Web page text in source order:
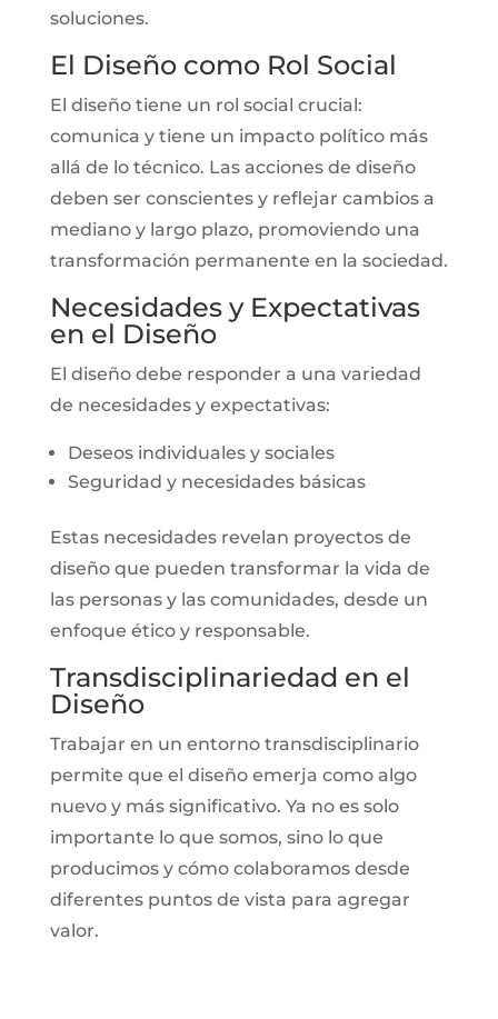
soluciones.
El Diseño como Rol Social
El diseño tiene un rol social crucial:
comunica y tiene un impacto político más
allá de lo técnico. Las acciones de diseño
deben ser conscientes y reflejar cambios a
mediano y largo plazo, promoviendo una
transformación permanente en la sociedad.
Necesidades y Expectativas
en el Diseño
El diseño debe responder a una variedad
de necesidades y expectativas:
Deseos individuales y sociales
Seguridad y necesidades básicas
Estas necesidades revelan proyectos de
diseño que pueden transformar la vida de
las personas y las comunidades, desde un
enfoque ético y responsable.
Transdisciplinariedad en el
Diseño
Trabajar en un entorno transdisciplinario
permite que el diseño emerja como algo
nuevo y más significativo. Ya no es solo
importante lo que somos, sino lo que
producimos y cómo colaboramos desde
diferentes puntos de vista para agregar
valor.